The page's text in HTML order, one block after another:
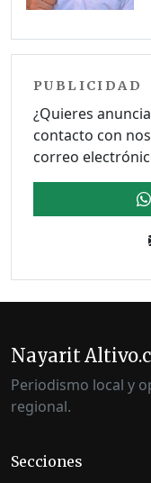
PUBLICIDAD
¿Quieres
contacto con
correo
Nayarit
Periodismo local y
regional.
Secciones